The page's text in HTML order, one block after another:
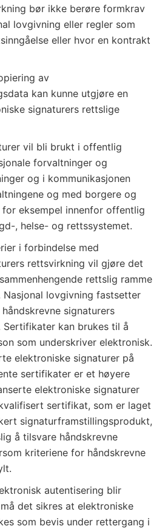
bør ikke berøre formkrav
lovgivning eller regler som
eller hvor en kontrakt
av
kan kunne utgjøre en
signaturers rettslige
vil bli brukt i offentlig
forvaltninger og
og i kommunikasjonen
og med borgere og
for eksempel innenfor offentlig
, helse- og rettssystemet.
i forbindelse med
rettsvirkning vil gjøre det
rettslig ramme
Nasjonal lovgivning fastsetter
signaturers
kan brukes til å
som underskriver elektronisk.
elektroniske signaturer på
sertifikater er et høyere
elektroniske signaturer
sertifikat, som er laget
signaturframstillingsprodukt,
å tilsvare håndskrevne
kriteriene for håndskrevne
autentisering blir
det sikres at elektroniske
som bevis under rettergang i